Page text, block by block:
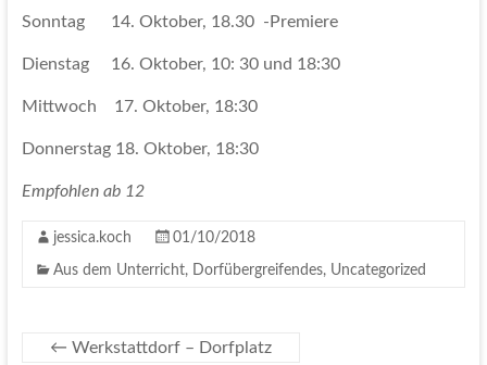
Sonntag 14. Oktober, 18.30 -Premiere
Dienstag 16. Oktober, 10: 30 und 18:30
Mittwoch 17. Oktober, 18:30
Donnerstag 18. Oktober, 18:30
Empfohlen ab 12
jessica.koch 01/10/2018
Aus dem Unterricht, Dorfübergreifendes, Uncategorized
← Werkstattdorf – Dorfplatz